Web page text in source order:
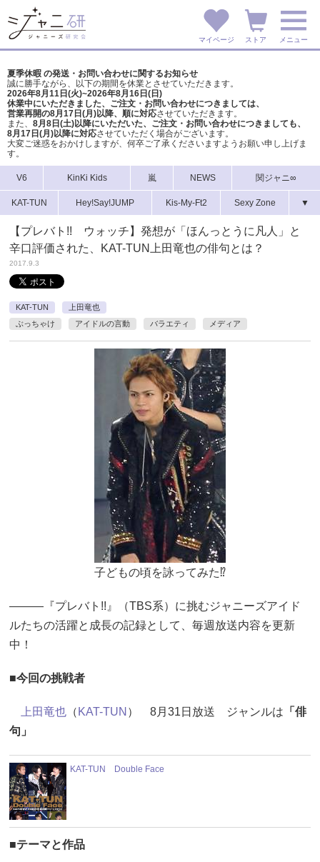
マイページ ストア メニュー
夏季休暇 の発送・お問い合わせに関するお知らせ
誠に勝手ながら、以下の期間を休業とさせていただきます。
2026年8月11日(火)~2026年8月16日(日)
休業中にいただきました、ご注文・お問い合わせにつきましては、
営業再開の8月17日(月)以降、順に対応させていただきます。
また、 8月8日(土)以降にいただいた、ご注文・ お問い合わせにつきましても、
8月17日(月)以降に対応させていただく場合がございます。
大変ご迷惑をおかけしますが、 何卒ご了承くださいますようお願い申し上げま
す。
V6 KinKi Kids 嵐 NEWS 関ジャニ∞
KAT-TUN Hey!Say!JUMP Kis-My-Ft2 Sexy Zone ▼
【プレバト!! ウォッチ】発想が「ほんっとうに凡人」と
辛口評価された、KAT-TUN上田竜也の俳句とは？
2017.9.3
KAT-TUN
上田竜也
ぶっちゃけ
アイドルの言動 バラエティ メディア
子どもの頃を詠ってみた⁉︎
―――『プレバト!!』（TBS系）に挑むジャニーズアイド
ルたちの活躍と成長の記録として、毎週放送内容を更新
中！
■今回の挑戦者
上田竜也 （ KAT-TUN ） 8月31日放送 ジャンルは 「俳
句」
KAT-TUN Double Face
■テーマと作品